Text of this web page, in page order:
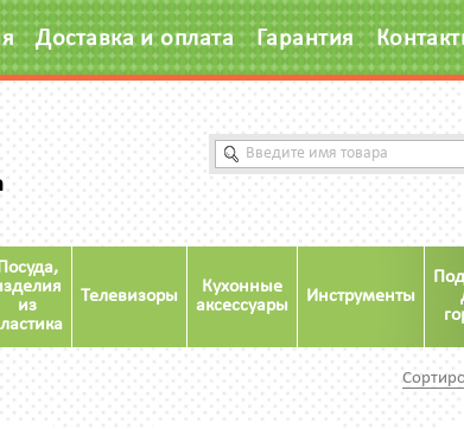
Доставка и оплата Гарантия
Посуда,
из
Телевизоры
Кухонные
аксессуары
Инструменты